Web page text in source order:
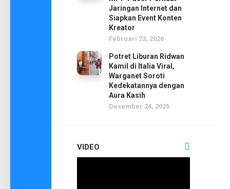
Jaringan Internet dan
Siapkan Event Konten
Kreator
Februari 23, 2026
Potret Liburan Ridwan
Kamil di Italia Viral,
Warganet Soroti
Kedekatannya dengan
Aura Kasih
Desember 24, 2025
VIDEO